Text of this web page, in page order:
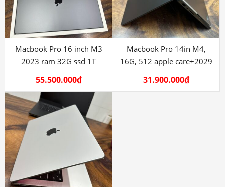
Macbook Pro 16 inch M3
2023 ram 32G ssd 1T
55.500.000₫
Macbook Pro 14in M4,
16G, 512 apple care+2029
31.900.000₫